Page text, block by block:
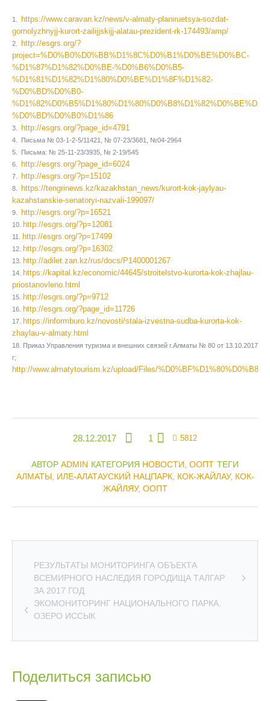
1.
https://www.caravan.kz/news/v-almaty-planiruetsya-sozdat-
gornolyzhnyjj-kurort-zailijjskijj-alatau-prezident-rk-174493/amp/
2.
http://esgrs.org/?
project=%D0%B0%D0%BB%D1%8C%D0%B1%D0%BE%D0%BC-
%D1%87%D1%82%D0%BE-%D0%B6%D0%B5-
%D1%81%D1%82%D1%80%D0%BE%D1%8F%D1%82-
%D0%BD%D0%B0-
%D0%BD%D0%B0%D1%86
3. http://esgrs.org/?page_id=4791
4. Письма № 03-1-2-5/11421, № 07-23/3681, №04-2964
5. Письма: № 25-11-23/3935, № 2-19/545
6.
http://esgrs.org/?page_id=6024
7. http://esgrs.org/?p=15102
8.
https://tengrinews.kz/kazakhstan_news/kurort-kok-jaylyau-
kazahstanskie-senatoryi-nazvali-199097/
9. http://esgrs.org/?p=16521
10. http://esgrs.org/?p=12081
11. http://esgrs.org/?p=17499
12. http://esgrs.org/?p=16302
13. http://adilet.zan.kz/rus/docs/P1400001267
14.
https://kapital.kz/economic/44645/stroitelstvo-kurorta-kok-zhajlau-
priostanovleno.html
15. http://esgrs.org/?p=9712
16. http://esgrs.org/?page_id=11726
17.
https://informburo.kz/novosti/stala-izvestna-sudba-kurorta-kok-
zhaylau-v-almaty.html
18. Приказ Управления туризма и внешних связей г.Алматы № 80 от 13.10.2017
г;
http://www.almatytourism.kz/upload/Files/
28.12.2017 1 5812
АВТОР ADMIN КАТЕГОРИЯ НОВОСТИ ООПТ ТЕГИ
АЛМАТЫ, ИЛЕ-АЛАТАУСКИЙ НАЦПАРК, КОК-ЖАЙЛАУ, КОК-
ЖАЙЛЯУ, ООПТ
РЕЗУЛЬТАТЫ МОНИТОРИНГА ОБЪЕКТА
ВСЕМИРНОГО НАСЛЕДИЯ ГОРОДИЩА ТАЛГАР
ЗА 2017 ГОД
ЭКОМОНИТОРИНГ НАЦИОНАЛЬНОГО ПАРКА.
ОЗЕРО ИССЫК
Поделиться записью